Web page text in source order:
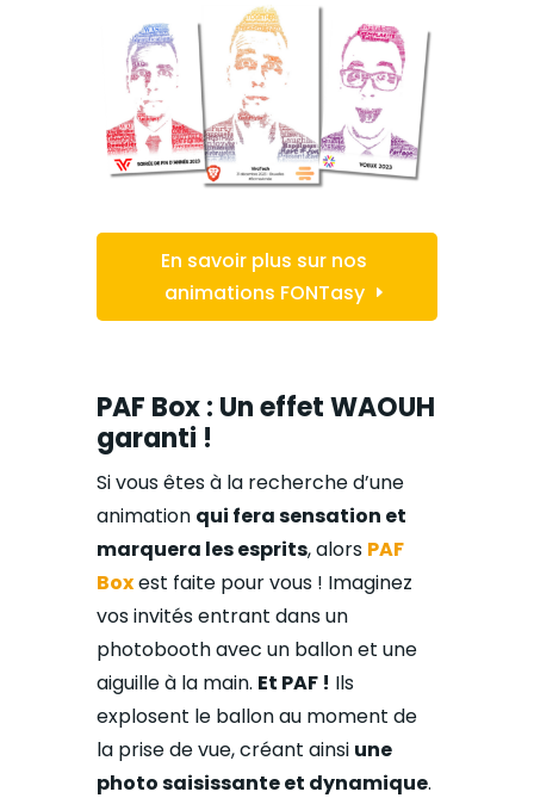
En savoir plus sur nos
animations FONTasy
PAF Box : Un effet WAOUH
garanti !
Si vous êtes à la recherche d’une
animation qui fera sensation et
marquera les esprits, alors PAF
Boxest faite pour vous ! Imaginez
vos invités entrant dans un
photobooth avec un ballon et une
aiguille à la main. Et PAF ! Ils
explosent le ballon au moment de
la prise de vue, créant ainsi une
photo saisissante et dynamique.